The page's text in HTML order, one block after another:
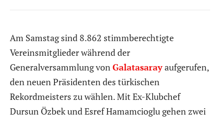
Am Samstag sind 8.862 stimmberechtigte
Vereinsmitglieder während der
Generalversammlung von Galatasarayaufgerufen,
den neuen Präsidenten des türkischen
Rekordmeisters zu wählen. Mit Ex-Klubchef
Dursun Özbek und Esref Hamamcioglu gehen zwei